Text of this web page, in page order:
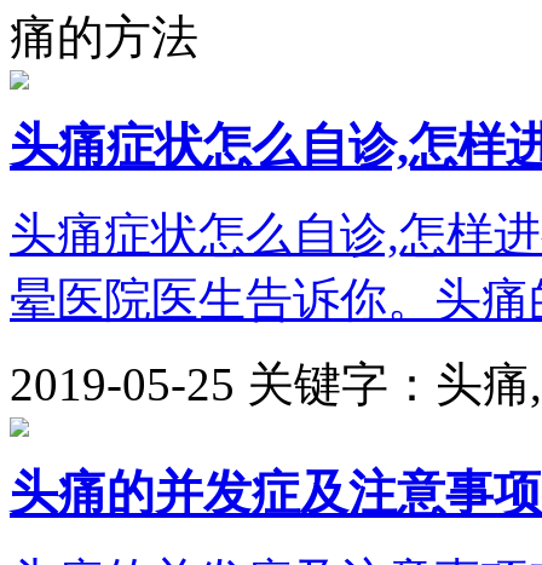
痛的方法
头痛症状怎么自诊,怎样
头痛症状怎么自诊,怎样
晕医院医生告诉你。头
2019-05-25 关键字：头
头痛的并发症及注意事